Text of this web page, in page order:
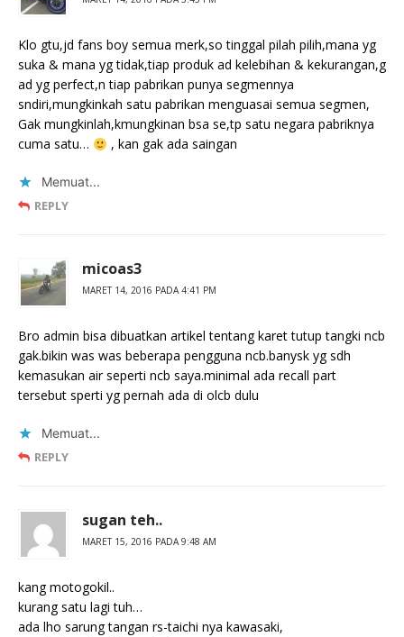
Klo gtu,jd fans boy semua merk,so tinggal pilah pilih,mana yg
suka & mana yg tidak,tiap produk ad kelebihan & kekurangan,g
ad yg perfect,n tiap pabrikan punya segmennya
sndiri,mungkinkah satu pabrikan menguasai semua segmen,
Gak mungkinlah,kmungkinan bsa se,tp satu negara pabriknya
cuma satu…
, kan gak ada saingan
Memuat...
REPLY
micoas3
MARET 14, 2016 PADA 4:41 PM
Bro admin bisa dibuatkan artikel tentang karet tutup tangki ncb
gak.bikin was was beberapa pengguna ncb.banysk yg sdh
kemasukan air seperti ncb saya.minimal ada recall part
tersebut sperti yg pernah ada di olcb dulu
Memuat...
REPLY
sugan teh..
MARET 15, 2016 PADA 9:48 AM
kang motogokil..
kurang satu lagi tuh…
ada lho sarung tangan rs-taichi nya kawasaki,